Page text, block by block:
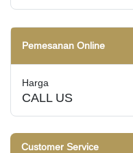
Pemesanan Online
Harga
CALL US
Customer Service